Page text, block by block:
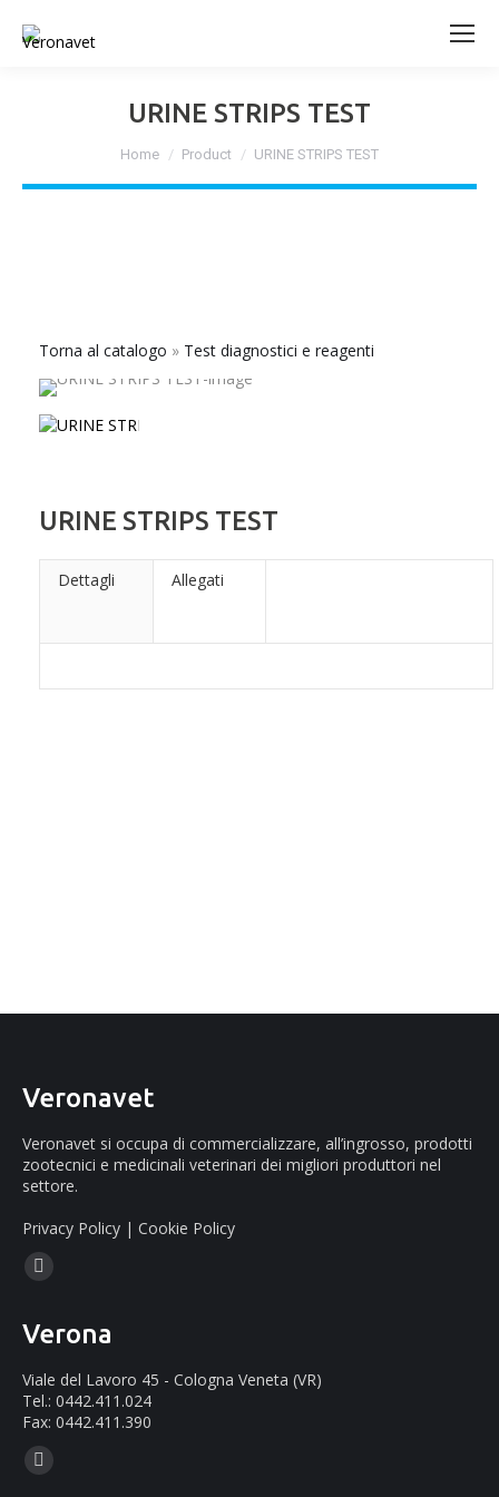
URINE STRIPS TEST
Home Product URINE STRIPS TEST
Torna al catalogo Test diagnostici e reagenti
URINE STRIPS TEST
Dettagli Allegati
Veronavet
Veronavet si occupa di commercializzare, all’ingrosso, prodotti
zootecnici e medicinali veterinari dei migliori produttori nel
settore.
Privacy Policy | Cookie Policy
Ci puoi trovare su:
Facebook
opens
new
window
Verona
Viale del Lavoro 45 - Cologna Veneta (VR)
Tel.: 0442.411.024
Fax: 0442.411.390
Ci puoi trovare su:
Mail